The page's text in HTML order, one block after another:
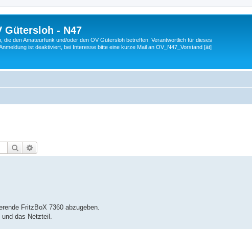
Gütersloh - N47
die den Amateurfunk und/oder den OV Gütersloh betreffen. Verantwortlich für dieses
ist deaktiviert, bei Interesse bitte eine kurze Mail an OV_N47_Vorstand [ät]
Suche
FritzBoX 7360 abzugeben.
das Netzteil.